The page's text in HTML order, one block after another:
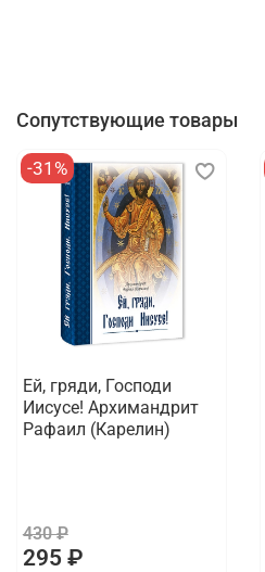
Сопутствующие товары
-31%
Ей, гряди, Господи
Иисусе! Архимандрит
Рафаил (Карелин)
430 ₽
295 ₽